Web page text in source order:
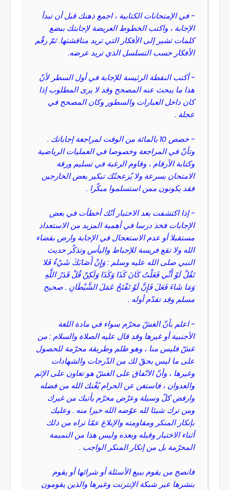
- في الإمتحانات الكتابية ، اجمع ذهنك قبل أن تبدأ
الإجابة ، واكتب الخطوط العريضة لإجابتك ببضع
كلمات تشير إلى الأفكار التي تريد مناقشتها. ثمّ رقّم
الأفكار حسب التسلسل الذي تريد عرضه.
- أكتب النقطة الرئيسة للإجابة في أول السطر لأنّ
هذا ما يبحث عنه المصحح وقد لا يرى المطلوب إذا
كان داخل العبارات والسطور وكان المصحح في
عجلة .
- خصص 10 بالمائة من الوقت لمراجعة إجاباتك .
وتأنّ في المراجعة وخصوصا في العمليات الرياضية
وكتابة الأرقام ، وقاوم الرغبة في تسليم ورقة
الامتحان بسرعة ولا يُزعجنّك تبكير بعض الخارجين
فقد يكونون ممن استسلموا مبكّرا .
- إذا اكتشفت بعد الاختبار أنّك أخطأت في بعض
الإجابات فخذ درسا في أهمية المزيد من الاستعداد
مستقبلا أو عدم الاستعجال في الإجابة وارض بقضاء
الله ولا تقع فريسة للإحباط واليأس وتذكّر حديث
النبي صلى الله عليه وسلم : وَإِنْ أَصَابَكَ شَيْءٌ فَلا
تَقُلْ لَوْ أَنِّي فَعَلْتُ كَانَ كَذَا وَكَذَا وَلَكِنْ قُلْ قَدَرُ اللَّهِ
وَمَا شَاءَ فَعَلَ فَإِنَّ لَوْ تَفْتَحُ عَمَلَ الشَّيْطَانِ . صحيح
مسلم وقد تقدّم أوله .
- اعلم بأنّ الغشّ محرّم سواء في مادة اللغة
الأجنبية أو غيرها وقد قال عليه الصلاة والسلام : من
غشّ فليس منا ، وهو ظلم وطريقة محرّمة للحصول
على ما ليس بحقّ لك من الدّرجات والشهادات
وغيرها ، وأنّ الاتّفاق على الغشّ هو تعاون على الإثم
والعدوان ، فاستغن عن الحرام يُغْنك الله من فضله
وارفض كلّ وسيلة وعرْض محرّم يأتيك من غيرك
ومن ترك شيئا لله عوّضه الله خيرا منه . وعليك
بإنكار المنكر ومقاومته والإبلاغ عمّا تراه من ذلك
أثناء الاختبار وقبله وبعده وليس هذا من النميمة
المحرّمة بل من إنكار المنكر الواجب .
فانصح من يقوم ببيع الأسئلة أو شرائها أو يقوم
بنشرها عبر شبكة الإنترنت وغيرها والذين يقومون